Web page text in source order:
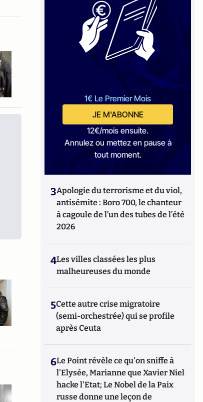
1€ Le Premier Mois
JE M'ABONNE
12€/mois ensuite.
Annulez ou mettez en pause à
tout moment.
3Apologie du terrorisme et du viol,
antisémite : Boro 700, le chanteur
à cagoule de l’un des tubes de l’été
2026
4Les villes classées les plus
malheureuses du monde
5Cette autre crise migratoire
(semi-orchestrée) qui se profile
après Ceuta
6Le Point révèle ce qu'on sniffe à
l'Elysée, Marianne que Xavier Niel
hacke l'Etat; Le Nobel de la Paix
russe donne une leçon de